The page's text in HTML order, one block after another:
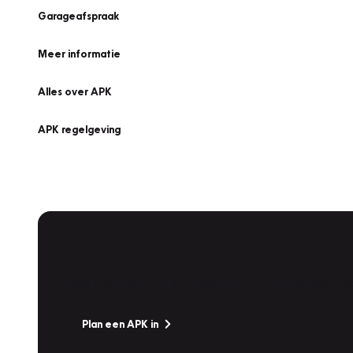
Garageafspraak
Meer informatie
Alles over APK
APK regelgeving
Plan een APK in